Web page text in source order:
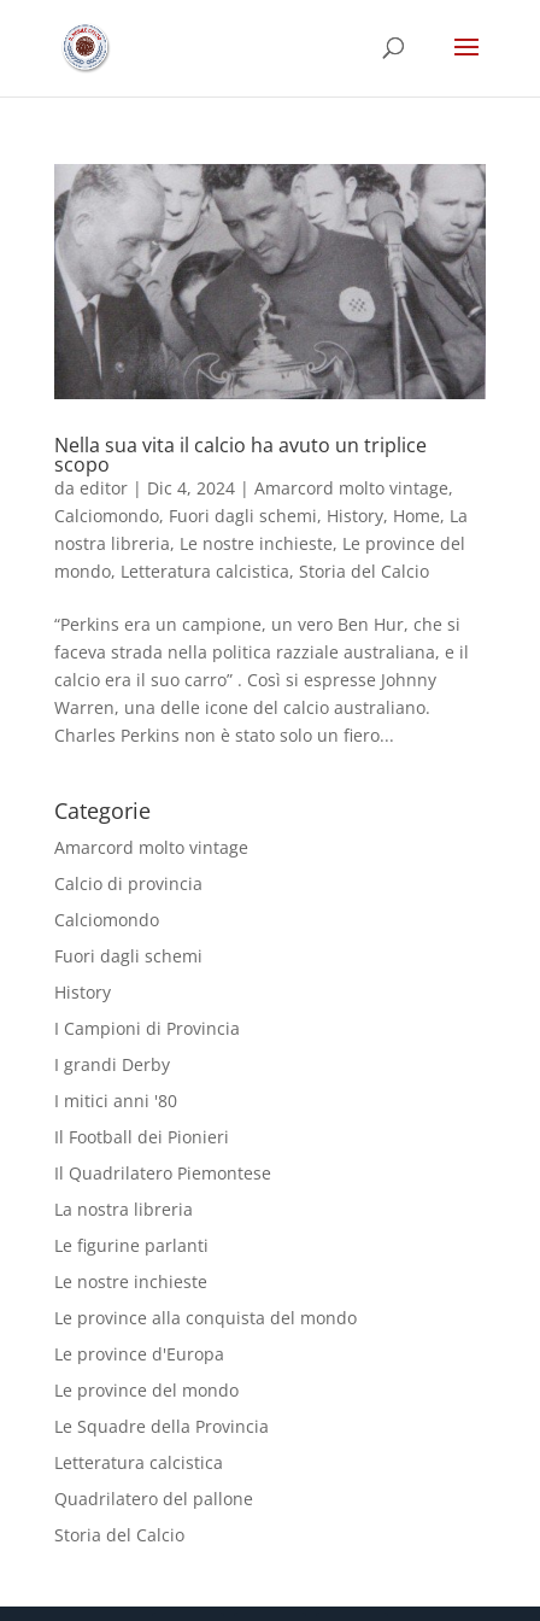
Nella sua vita il calcio ha avuto un triplice
scopo
da editor| Dic 4, 2024| Amarcord molto vintage,
Calciomondo, Fuori dagli schemi, History, Home, La
nostra libreria, Le nostre inchieste, Le province del
mondo, Letteratura calcistica, Storia del Calcio
“Perkins era un campione, un vero Ben Hur, che si
faceva strada nella politica razziale australiana, e il
calcio era il suo carro” . Così si espresse Johnny
Warren, una delle icone del calcio australiano.
Charles Perkins non è stato solo un fiero...
Categorie
Amarcord molto vintage
Calcio di provincia
Calciomondo
Fuori dagli schemi
History
I Campioni di Provincia
I grandi Derby
I mitici anni '80
Il Football dei Pionieri
Il Quadrilatero Piemontese
La nostra libreria
Le figurine parlanti
Le nostre inchieste
Le province alla conquista del mondo
Le province d'Europa
Le province del mondo
Le Squadre della Provincia
Letteratura calcistica
Quadrilatero del pallone
Storia del Calcio